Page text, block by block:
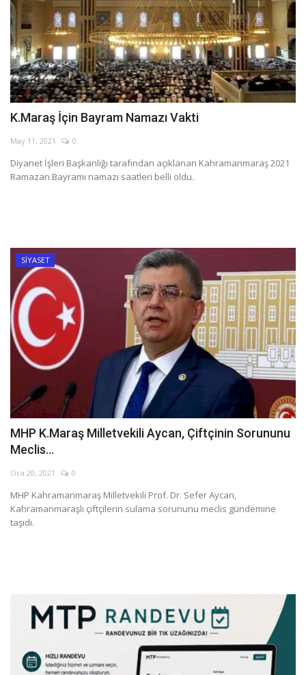
K.Maraş İçin Bayram Namazı Vakti
May 11, 2021 0
Diyanet İşleri Başkanlığı tarafından açıklanan Kahramanmaraş 2021
Ramazan Bayramı namazı saatleri belli oldu.
SİYASET
MHP K.Maraş Milletvekili Aycan, Çiftçinin Sorununu
Meclis...
Oca 20, 2021 0
MHP Kahramanmaraş Milletvekili Prof. Dr. Sefer Aycan,
Kahramanmaraşlı çiftçilerin sulama sorununu meclis gündemine
taşıdı.